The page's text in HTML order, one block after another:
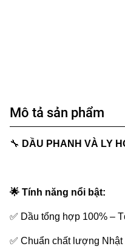
Mô tả sản phẩm
🔧 DẦU PHANH VÀ LY
🌟 Tính năng nổi bật:
✅ Dầu tổng hợp 100% –
✅ Chuẩn chất lượng Nhật